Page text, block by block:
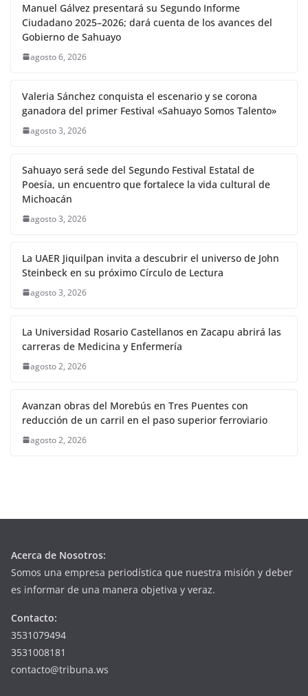
Manuel Gálvez presentará su Segundo Informe
Ciudadano 2025–2026; dará cuenta de los avances del
Gobierno de Sahuayo
agosto 6, 2026
Valeria Sánchez conquista el escenario y se corona
ganadora del primer Festival «Sahuayo Somos Talento»
agosto 3, 2026
Sahuayo será sede del Segundo Festival Estatal de
Poesía, un encuentro que fortalece la vida cultural de
Michoacán
agosto 3, 2026
La UAER Jiquilpan invita a descubrir el universo de John
Steinbeck en su próximo Círculo de Lectura
agosto 3, 2026
La Universidad Rosario Castellanos en Zacapu abrirá las
carreras de Medicina y Enfermería
agosto 2, 2026
Avanzan obras del Morebús en Tres Puentes con
reducción de un carril en el paso superior ferroviario
agosto 2, 2026
Acerca de Nosotros:
Somos una empresa periodística que nuestra misión y deber
es informar de una manera objetiva y veraz.
Contacto:
3531079494
3531008181
contacto@tribuna.ws